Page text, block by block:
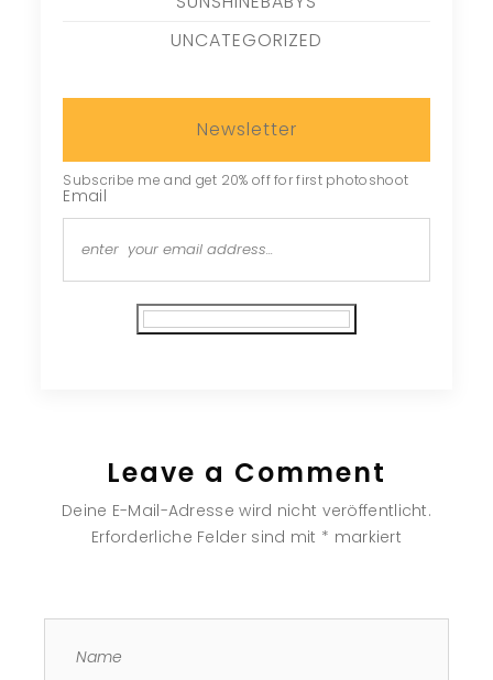
UNCATEGORIZED
Newsletter
Subscribe me and get 20% off for first photoshoot
Email
Leave a Comment
Deine E-Mail-Adresse wird nicht veröffentlicht.
Erforderliche Felder sind mit * markiert